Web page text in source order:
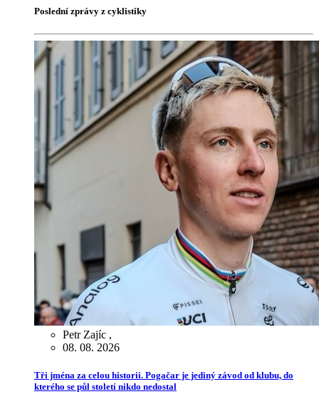
Poslední zprávy z cyklistiky
Petr Zajíc ,
08. 08. 2026
Tři jména za celou historii. Pogačar je jediný závod od klubu, do
kterého se půl století nikdo nedostal